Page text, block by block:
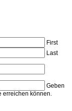
First
Last
Geben
erreichen können.